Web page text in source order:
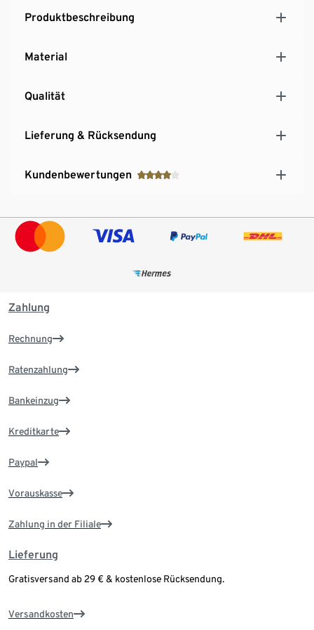
Produktbeschreibung
Material
Qualität
Lieferung & Rücksendung
Kundenbewertungen
Zahlung
Rechnung
Ratenzahlung
Bankeinzug
Kreditkarte
Paypal
Vorauskasse
Zahlung in der Filiale
Lieferung
Gratisversand ab 29 € & kostenlose Rücksendung.
Versandkosten